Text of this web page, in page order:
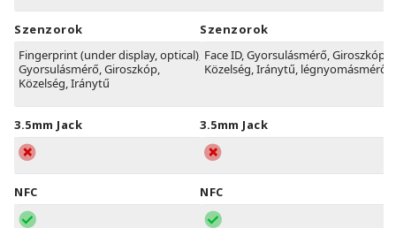
Szenzorok
Fingerprint (under display, optical),
Gyorsulásmérő, Giroszkóp,
Közelség, Iránytű
3.5mm Jack
NFC
Szenzorok
Face ID, Gyorsulásmérő, Giroszkóp,
Közelség, Iránytű, légnyomásmérő
3.5mm Jack
NFC